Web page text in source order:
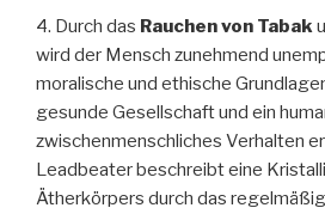
4. Durch das Rauchen von Tabak
wird der Mensch zunehmend
moralische und ethische
gesunde Gesellschaft und ein
zwischenmenschliches Verhalten
Leadbeater beschreibt eine
Ätherkörpers durch das